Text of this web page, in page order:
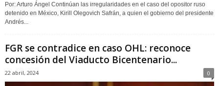
Por: Arturo Ángel Continúan las irregularidades en el caso del opositor ruso
detenido en México, Kirill Olegovich Safrán, a quien el gobierno del presidente
Andrés...
FGR se contradice en caso OHL: reconoce
concesión del Viaducto Bicentenario...
22 abril, 2024 0